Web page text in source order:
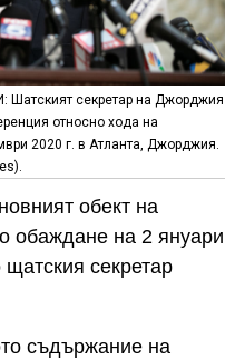
секретар на Джорджия
относно хода на
2020 г. в Атланта, Джорджия.
обект на
обаждане на 2 януари
секретар
съдържание на